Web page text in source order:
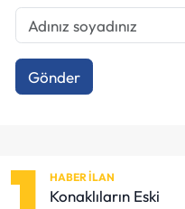
Gönder
HABER İLAN
Konaklıların Eski